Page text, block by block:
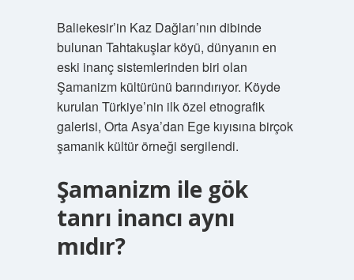
Baliekesir’in Kaz Dağları’nın dibinde
bulunan Tahtakuşlar köyü, dünyanın en
eski inanç sistemlerinden biri olan
Şamanizm kültürünü barındırıyor. Köyde
kurulan Türkiye’nin ilk özel etnografik
galerisi, Orta Asya’dan Ege kıyısına birçok
şamanik kültür örneği sergilendi.
Şamanizm ile gök
tanrı inancı aynı
mıdır?